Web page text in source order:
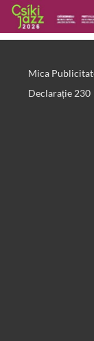
Mica
Declarație 230